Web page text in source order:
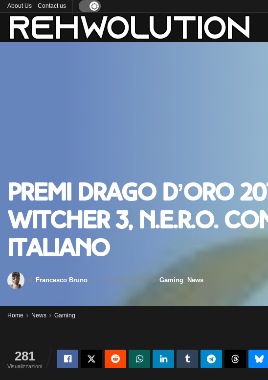
About Us Contact us
Premi Drago d’Oro
Witcher 3, N.E.R.O.
italiano
di Francesco Bruno 10 Marzo 2016 in Gaming News
Home News Gaming
281
Visualizzazioni